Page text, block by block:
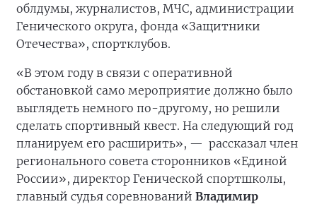
облдумы, журналистов, МЧС, администрации
Генического округа, фонда «Защитники
Отечества», спортклубов.
«В этом году в связи с оперативной
обстановкой само мероприятие должно было
выглядеть немного по-другому, но решили
сделать спортивный квест. На следующий год
планируем его расширить», — рассказал член
регионального совета сторонников «Единой
России», директор Генической спортшколы,
главный судья соревнований Владимир